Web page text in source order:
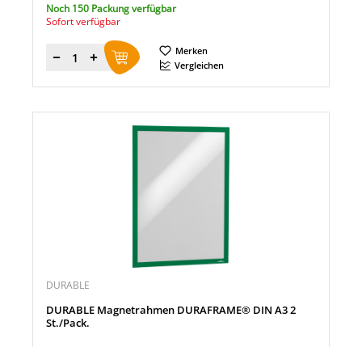
Noch 150 Packung verfügbar
Sofort verfügbar
Menge
Merken
Vergleichen
DURABLE
DURABLE Magnetrahmen DURAFRAME® DIN A3 2
St./Pack.